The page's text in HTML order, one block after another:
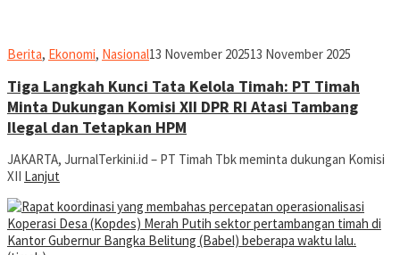
Berita, Ekonomi, Nasionaljurnal
13 November 202513 November 2025
Tiga Langkah Kunci Tata Kelola Timah: PT Timah
Minta Dukungan Komisi XII DPR RI Atasi Tambang
Ilegal dan Tetapkan HPM
JAKARTA, JurnalTerkini.id – PT Timah Tbk meminta dukungan Komisi
XII Lanjut